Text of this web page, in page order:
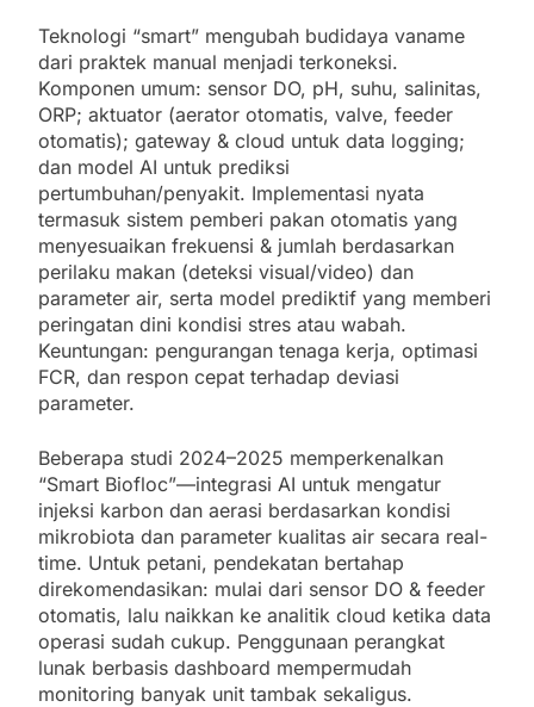
Teknologi “smart” mengubah budidaya vaname
dari praktek manual menjadi terkoneksi.
Komponen umum: sensor DO, pH, suhu, salinitas,
ORP; aktuator (aerator otomatis, valve, feeder
otomatis); gateway & cloud untuk data logging;
dan model AI untuk prediksi
pertumbuhan/penyakit. Implementasi nyata
termasuk sistem pemberi pakan otomatis yang
menyesuaikan frekuensi & jumlah berdasarkan
perilaku makan (deteksi visual/video) dan
parameter air, serta model prediktif yang memberi
peringatan dini kondisi stres atau wabah.
Keuntungan: pengurangan tenaga kerja, optimasi
FCR, dan respon cepat terhadap deviasi
parameter.
Beberapa studi 2024–2025 memperkenalkan
“Smart Biofloc”—integrasi AI untuk mengatur
injeksi karbon dan aerasi berdasarkan kondisi
mikrobiota dan parameter kualitas air secara real-
time. Untuk petani, pendekatan bertahap
direkomendasikan: mulai dari sensor DO & feeder
otomatis, lalu naikkan ke analitik cloud ketika data
operasi sudah cukup. Penggunaan perangkat
lunak berbasis dashboard mempermudah
monitoring banyak unit tambak sekaligus.